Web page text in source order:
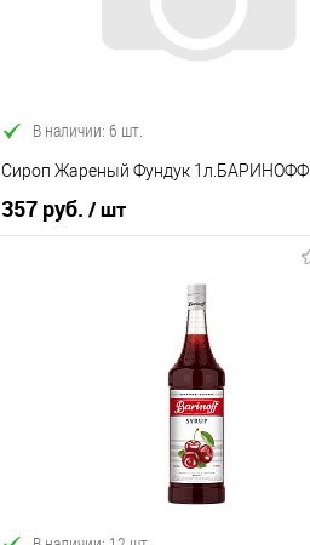
В наличии
В наличии: 6 шт.
Сироп Жареный Фундук 1л.БАРИНОФФ
357 руб. / шт
В корзину